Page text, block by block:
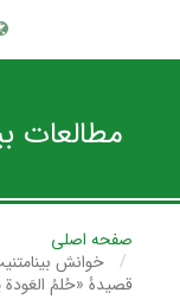
مطالعات
صفحه اصلی
خوانش
قصیدۀ «حُلمُ